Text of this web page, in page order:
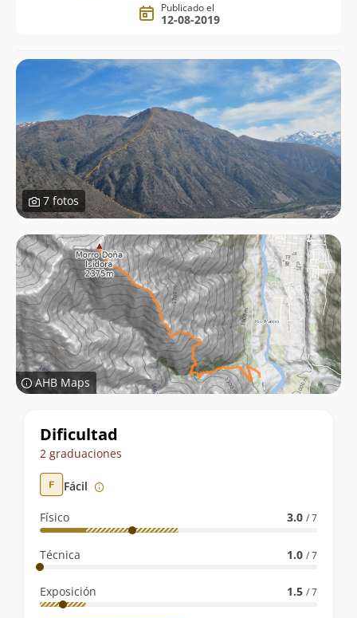
Publicado el
12-08-2019
7 fotos
AHB Maps
Datos
de
la
ruta
Dificultad
2 graduaciones
Fácil
Físico 3.0 / 7
Técnica 1.0 / 7
Exposición 1.5 / 7